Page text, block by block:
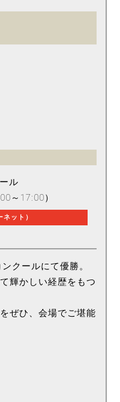
ル
～17:00）
ット）
クールにて優勝。
輝かしい経歴をもつ
ぜひ、会場でご堪能